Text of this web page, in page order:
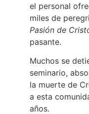
el personal
miles de
Pasión de
pasante.
Muchos se
seminario,
la muerte de
a esta
años.